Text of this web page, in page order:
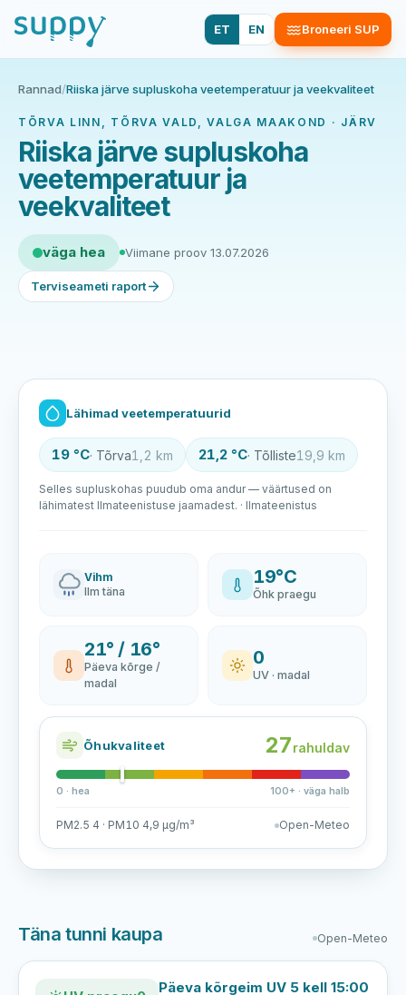
ET EN Broneeri SUP
Rannad/Riiska järve supluskoha veetemperatuur ja veekvaliteet
TÕRVA LINN, TÕRVA VALD, VALGA MAAKOND · JÄRV
Riiska järve supluskoha
veetemperatuur ja
veekvaliteet
väga hea Viimane proov 13.07.2026
Terviseameti raport
Lähimad veetemperatuurid
19 °C· Tõrva1,2 km 21,2 °C· Tõlliste19,9 km
Selles supluskohas puudub oma andur — väärtused on
lähimatest Ilmateenistuse jaamadest. · Ilmateenistus
Vihm
Ilm täna
19°C
Õhk praegu
21° / 16°
Päeva kõrge /
madal
0
UV · madal
Õhukvaliteet 27rahuldav
0 · hea 100+ · väga halb
PM2.5 4 · PM10 4,9 µg/m³ Open-Meteo
Täna tunni kaupa Open-Meteo
Päeva kõrgeim UV 5 kell 15:00